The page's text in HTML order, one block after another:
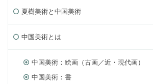
夏樹美術と中国美術
中国美術とは
中国美術：絵画（古画／近・現代画）
中国美術：書